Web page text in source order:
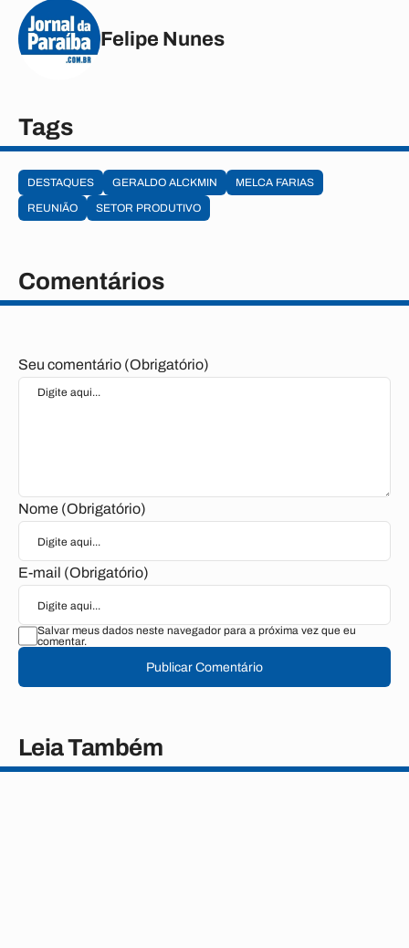
Felipe Nunes
Tags
DESTAQUES GERALDO ALCKMIN
MELCA FARIAS
REUNIÃO
SETOR PRODUTIVO
Comentários
Seu comentário (Obrigatório)
Nome (Obrigatório)
E-mail (Obrigatório)
Salvar meus dados neste navegador para a próxima vez que eu
comentar.
Publicar Comentário
Leia Também